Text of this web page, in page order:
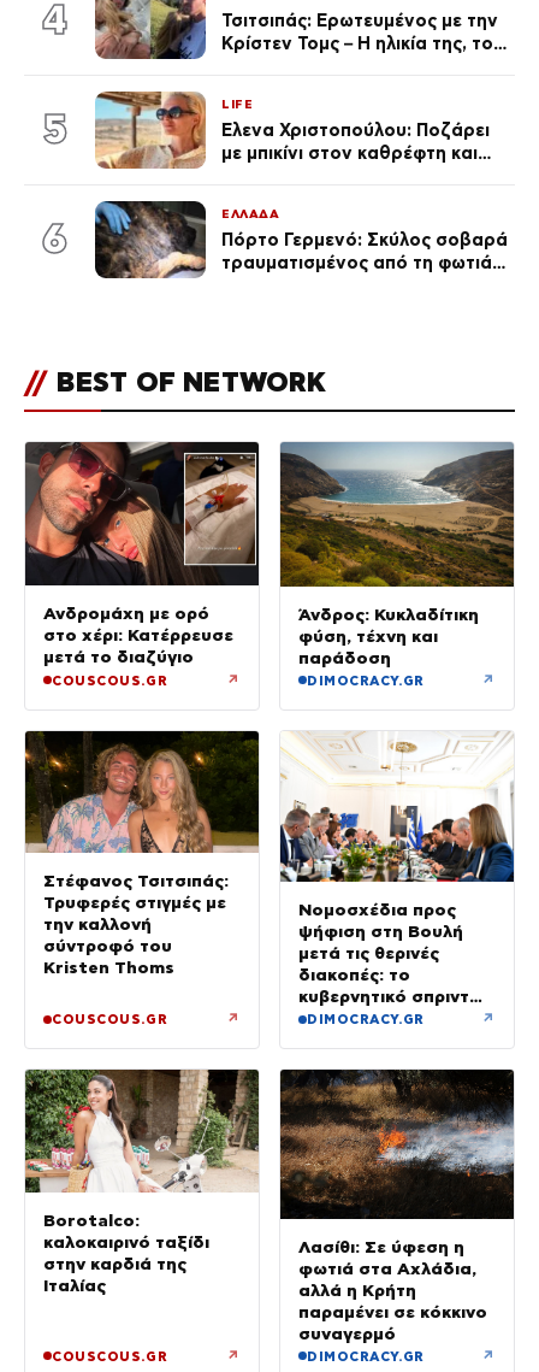
4
Τσιτσιπάς: Ερωτευμένος με την
Κρίστεν Τομς – Η ηλικία της, το
5
LIFE
Έλενα Χριστοπούλου: Ποζάρει
με μπικίνι στον καθρέφτη και
καθεμία…» (Βίντεο)
6
ΕΛΛΑΔΑ
Πόρτο Γερμενό: Σκύλος σοβαρά
τραυματισμένος από τη φωτιά
// BEST OF NETWORK
Ανδρομάχη με ορό
στο χέρι: Κατέρρευσε
μετά το διαζύγιο
COUSCOUS.GR ↗
Άνδρος: Κυκλαδίτικη
φύση, τέχνη και
παράδοση
DIMOCRACY.GR ↗
Στέφανος Τσιτσιπάς:
Τρυφερές στιγμές με
την καλλονή
σύντροφό του
Kristen Thoms
COUSCOUS.GR ↗
Νομοσχέδια προς
ψήφιση στη Βουλή
μετά τις θερινές
διακοπές: το
κυβερνητικό σπριντ
μετά τον
DIMOCRACY.GR ↗
Borotalco:
καλοκαιρινό ταξίδι
στην καρδιά της
Ιταλίας
COUSCOUS.GR ↗
Λασίθι: Σε ύφεση η
φωτιά στα Αχλάδια,
αλλά η Κρήτη
παραμένει σε κόκκινο
συναγερμό
DIMOCRACY.GR ↗